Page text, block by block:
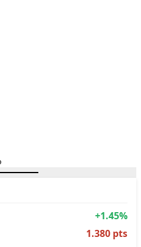
+1.45%
1.380 pts